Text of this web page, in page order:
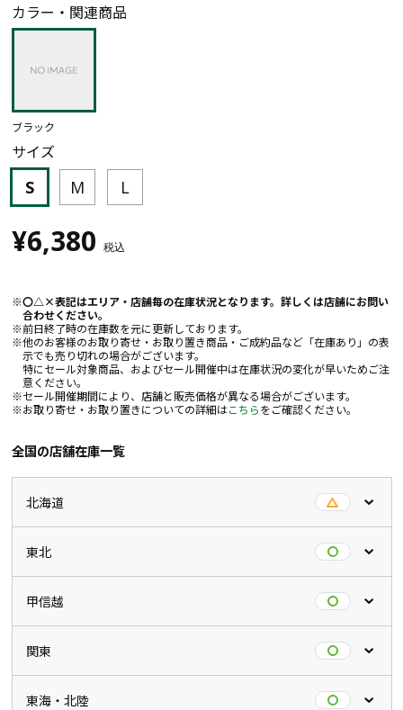
カラー・関連商品
ブラック
サイズ
S
M L
¥6,380 税込
〇△×表記はエリア・店舗毎の在庫状況となります。詳しくは店舗にお問い
合わせください。
前日終了時の在庫数を元に更新しております。
他のお客様のお取り寄せ・お取り置き商品・ご成約品など「在庫あり」の表
示でも売り切れの場合がございます。
特にセール対象商品、およびセール開催中は在庫状況の変化が早いためご注
意ください。
セール開催期間により、店舗と販売価格が異なる場合がございます。
お取り寄せ・お取り置きについての詳細はこちらをご確認ください。
全国の店舗在庫一覧
北海道
東北
甲信越
関東
東海・北陸